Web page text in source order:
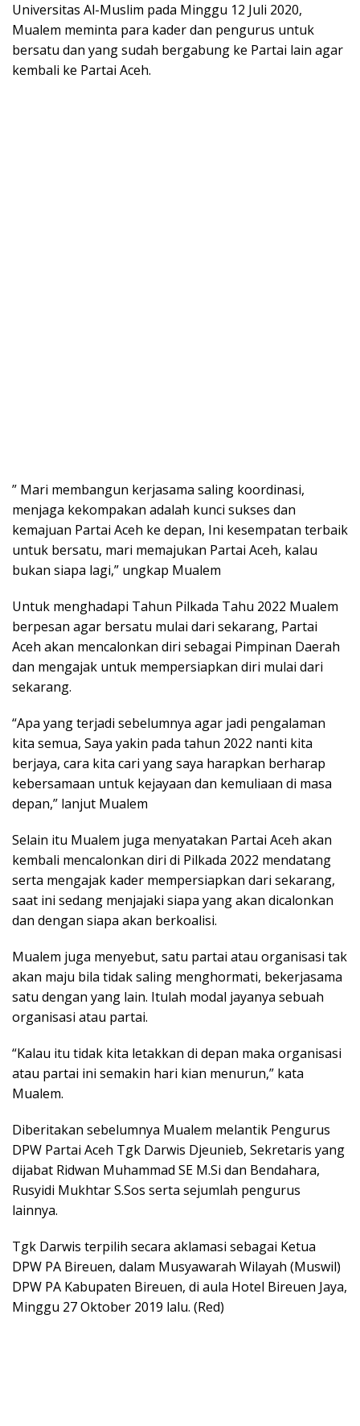
Universitas Al-Muslim pada Minggu 12 Juli 2020,
Mualem meminta para kader dan pengurus untuk
bersatu dan yang sudah bergabung ke Partai lain agar
kembali ke Partai Aceh.
” Mari membangun kerjasama saling koordinasi,
menjaga kekompakan adalah kunci sukses dan
kemajuan Partai Aceh ke depan, Ini kesempatan terbaik
untuk bersatu, mari memajukan Partai Aceh, kalau
bukan siapa lagi,” ungkap Mualem
Untuk menghadapi Tahun Pilkada Tahu 2022 Mualem
berpesan agar bersatu mulai dari sekarang, Partai
Aceh akan mencalonkan diri sebagai Pimpinan Daerah
dan mengajak untuk mempersiapkan diri mulai dari
sekarang.
“Apa yang terjadi sebelumnya agar jadi pengalaman
kita semua, Saya yakin pada tahun 2022 nanti kita
berjaya, cara kita cari yang saya harapkan berharap
kebersamaan untuk kejayaan dan kemuliaan di masa
depan,” lanjut Mualem
Selain itu Mualem juga menyatakan Partai Aceh akan
kembali mencalonkan diri di Pilkada 2022 mendatang
serta mengajak kader mempersiapkan dari sekarang,
saat ini sedang menjajaki siapa yang akan dicalonkan
dan dengan siapa akan berkoalisi.
Mualem juga menyebut, satu partai atau organisasi tak
akan maju bila tidak saling menghormati, bekerjasama
satu dengan yang lain. Itulah modal jayanya sebuah
organisasi atau partai.
“Kalau itu tidak kita letakkan di depan maka organisasi
atau partai ini semakin hari kian menurun,” kata
Mualem.
Diberitakan sebelumnya Mualem melantik Pengurus
DPW Partai Aceh Tgk Darwis Djeunieb, Sekretaris yang
dijabat Ridwan Muhammad SE M.Si dan Bendahara,
Rusyidi Mukhtar S.Sos serta sejumlah pengurus
lainnya.
Tgk Darwis terpilih secara aklamasi sebagai Ketua
DPW PA Bireuen, dalam Musyawarah Wilayah (Muswil)
DPW PA Kabupaten Bireuen, di aula Hotel Bireuen Jaya,
Minggu 27 Oktober 2019 lalu. (Red)